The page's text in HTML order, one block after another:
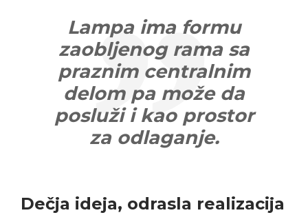
Lampa ima formu
zaobljenog rama sa
praznim centralnim
delom pa može da
posluži i kao prostor
za odlaganje.
Dečja ideja, odrasla realizacija